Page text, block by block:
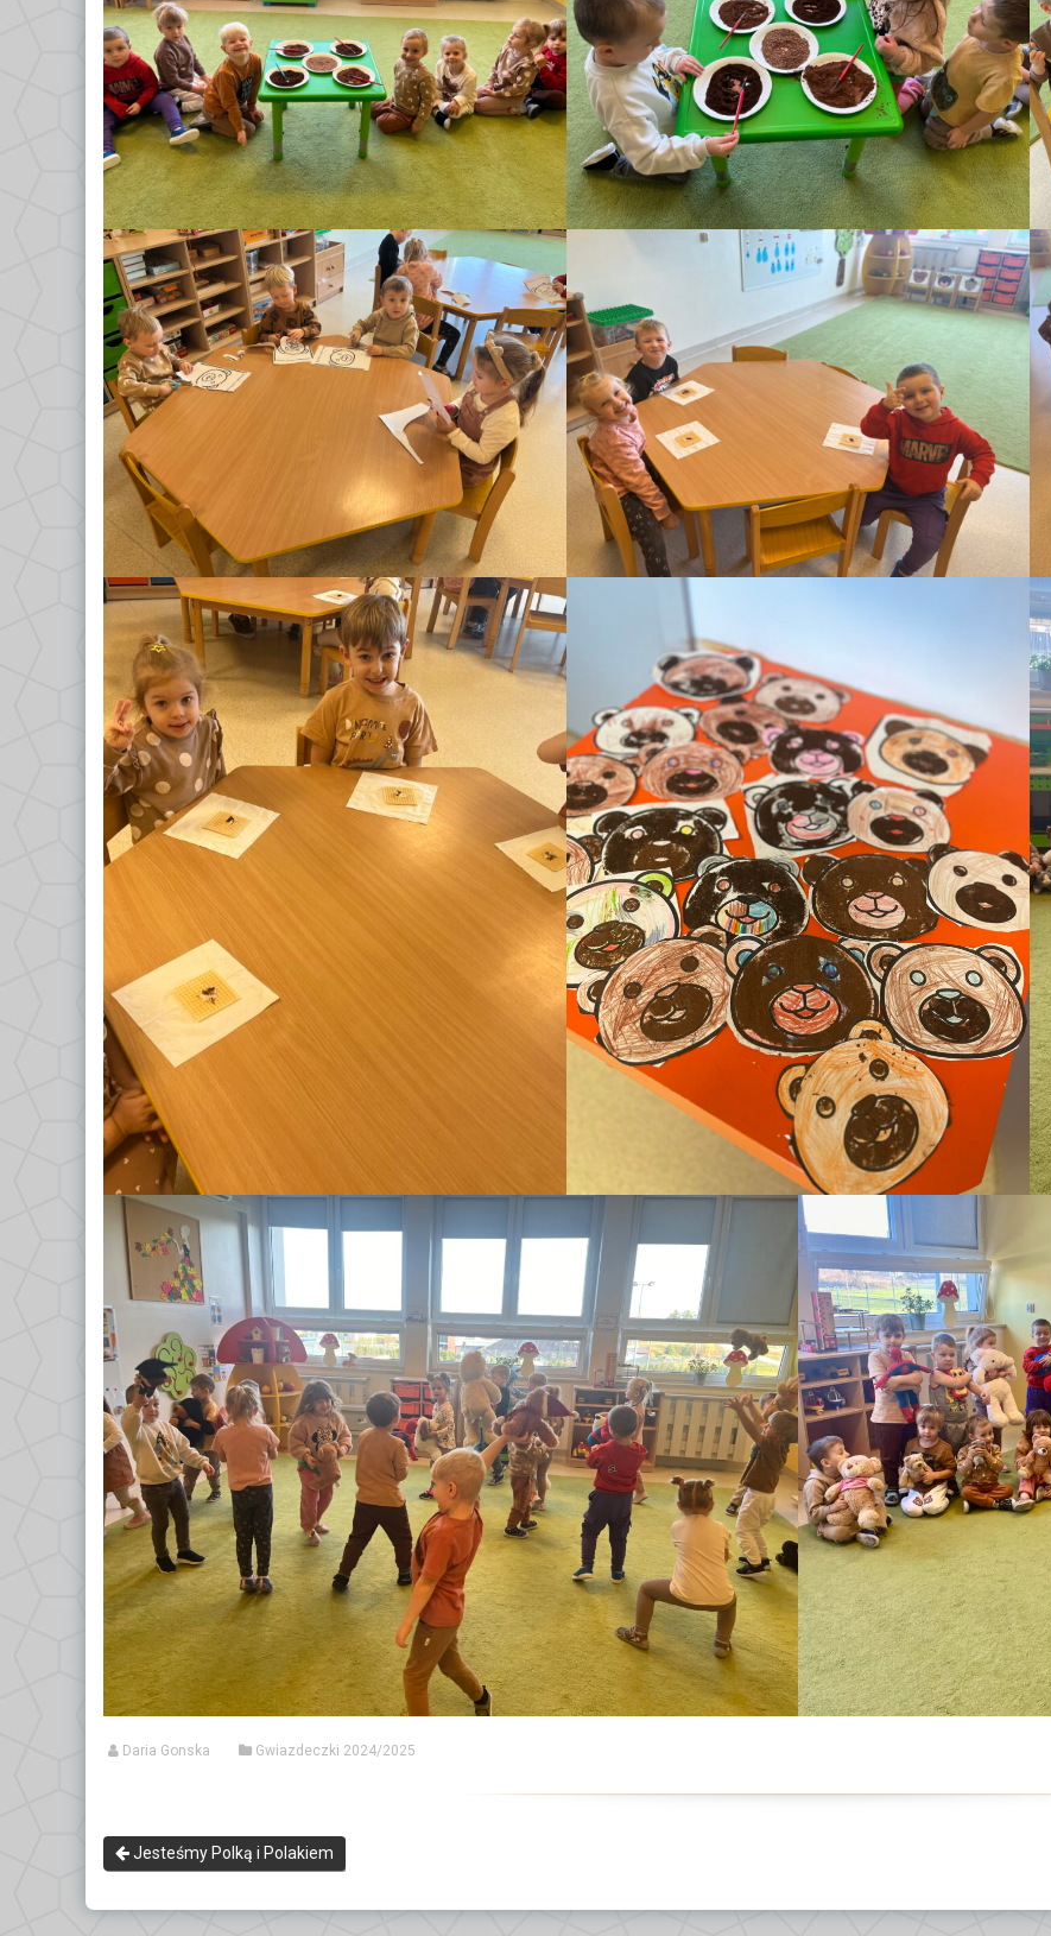
Daria Gonska Gwiazdeczki 2024/2025
Jesteśmy Polką i Polakiem